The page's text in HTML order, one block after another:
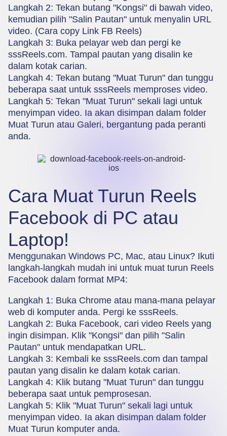
Langkah 2: Tekan butang "Kongsi" di bawah video,
kemudian pilih "Salin Pautan" untuk menyalin URL
video. (Cara copy Link FB Reels)
Langkah 3: Buka pelayar web dan pergi ke
sssReels.com. Tampal pautan yang disalin ke
dalam kotak carian.
Langkah 4: Tekan butang "Muat Turun" dan tunggu
beberapa saat untuk sssReels memproses video.
Langkah 5: Tekan "Muat Turun" sekali lagi untuk
menyimpan video. Ia akan disimpan dalam folder
Muat Turun atau Galeri, bergantung pada peranti
anda.
Cara Muat Turun Reels
Facebook di PC atau
Laptop!
Menggunakan Windows PC, Mac, atau Linux? Ikuti
langkah-langkah mudah ini untuk muat turun Reels
Facebook dalam format MP4:
Langkah 1: Buka Chrome atau mana-mana pelayar
web di komputer anda. Pergi ke sssReels.
Langkah 2: Buka Facebook, cari video Reels yang
ingin disimpan. Klik "Kongsi" dan pilih "Salin
Pautan" untuk mendapatkan URL.
Langkah 3: Kembali ke sssReels.com dan tampal
pautan yang disalin ke dalam kotak carian.
Langkah 4: Klik butang "Muat Turun" dan tunggu
beberapa saat untuk pemprosesan.
Langkah 5: Klik "Muat Turun" sekali lagi untuk
menyimpan video. Ia akan disimpan dalam folder
Muat Turun komputer anda.